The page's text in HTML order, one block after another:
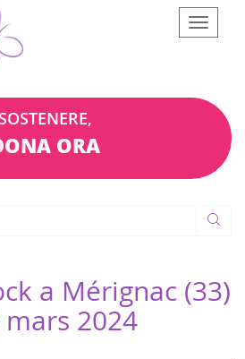
Afficher
le
ORA
a Mérignac (33)
mars 2024